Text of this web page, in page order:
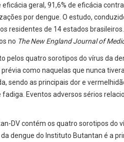
eficácia geral, 91,6% de eficácia
por dengue. O estudo,
residentes de 14 estados
no The New England Journal of
pelos quatro sorotipos do vírus da
como naquelas que nunca
sendo as principais dor e
fadiga. Eventos adversos sérios
DV contém os quatro sorotipos do
dengue do Instituto Butantan é a